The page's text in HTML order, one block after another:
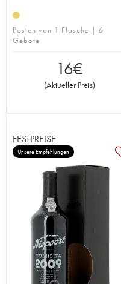
Posten von 1 Flasche | 6
Gebote
16€
(Aktueller Preis)
FESTPREISE
Unsere Empfehlungen